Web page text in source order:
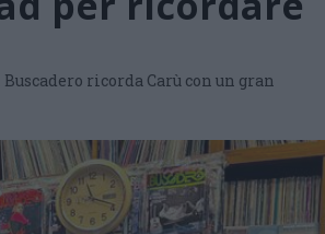
ricorda Carù con un gran